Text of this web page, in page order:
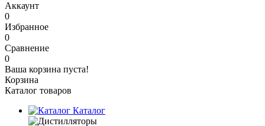
Аккаунт
0
Избранное
0
Сравнение
0
Ваша корзина пуста!
Корзина
Каталог товаров
Каталог